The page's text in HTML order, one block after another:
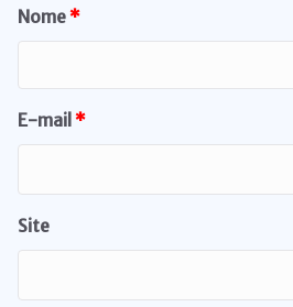
Nome*
E-mail*
Site